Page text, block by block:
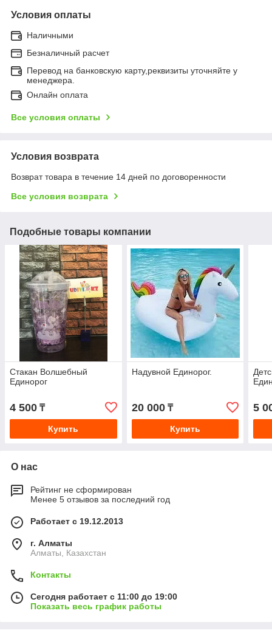
Условия оплаты
Наличными
Безналичный расчет
Перевод на банковскую карту,реквизиты уточняйте у
менеджера.
Онлайн оплата
Все условия оплаты
Условия возврата
Возврат товара в течение 14 дней по договоренности
Все условия возврата
Подобные товары компании
Стакан Волшебный
Единорог
4 500 ₸
Купить
Надувной Единорог.
20 000₸
Купить
5
О нас
Рейтинг не сформирован
Менее 5 отзывов за последний год
Работает с 19.12.2013
г. Алматы
Алматы, Казахстан
Контакты
Сегодня работает с 11:00 до 19:00
Показать весь график работы